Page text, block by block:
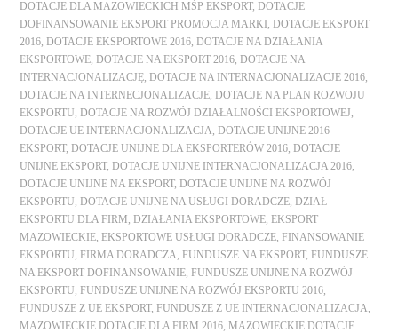
DOTACJE DLA MAZOWIECKICH MŚP EKSPORT,
DOTACJE
DOFINANSOWANIE EKSPORT PROMOCJA MARKI
DOTACJE EKSPORT
2016
DOTACJE EKSPORTOWE 2016
DOTACJE NA DZIAŁANIA
EKSPORTOWE
DOTACJE NA EKSPORT 2016
DOTACJE NA
INTERNACJONALIZACJĘ
DOTACJE NA INTERNACJONALIZACJE 2016
DOTACJE NA INTERNECJONALIZACJE
DOTACJE NA PLAN ROZWOJU
EKSPORTU
DOTACJE NA ROZWÓJ DZIAŁALNOŚCI EKSPORTOWEJ
DOTACJE UE INTERNACJONALIZACJA
DOTACJE UNIJNE 2016
EKSPORT, DOTACJE UNIJNE DLA EKSPORTERÓW 2016
DOTACJE
UNIJNE EKSPORT, DOTACJE UNIJNE INTERNACJONALIZACJA 2016
DOTACJE UNIJNE NA EKSPORT,
DOTACJE UNIJNE NA ROZWÓJ
EKSPORTU
DOTACJE UNIJNE NA USŁUGI DORADCZE
DZIAŁ
EKSPORTU DLA FIRM
DZIAŁANIA EKSPORTOWE
EKSPORT
MAZOWIECKIE
EKSPORTOWE USŁUGI DORADCZE
FINANSOWANIE
EKSPORTU
FIRMA DORADCZA FUNDUSZE NA EKSPORT, FUNDUSZE
NA EKSPORT DOFINANSOWANIE
FUNDUSZE UNIJNE NA ROZWÓJ
EKSPORTU
FUNDUSZE UNIJNE NA ROZWÓJ EKSPORTU 2016
FUNDUSZE Z UE EKSPORT, FUNDUSZE Z UE INTERNACJONALIZACJA
MAZOWIECKIE DOTACJE DLA FIRM 2016
MAZOWIECKIE DOTACJE